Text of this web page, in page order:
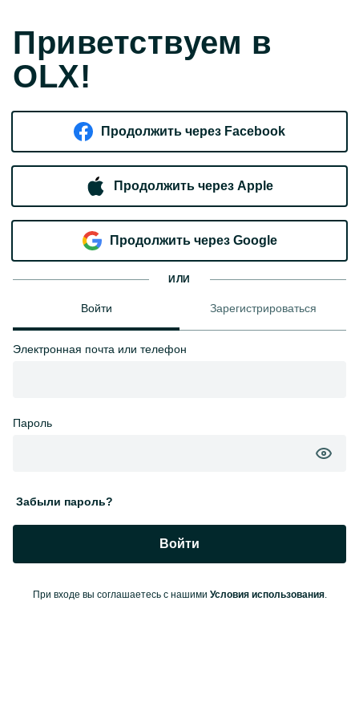
Приветствуем в
OLX!
Продолжить через Facebook
Продолжить через Apple
Продолжить через Google
ИЛИ
Войти Зарегистрироваться
Электронная почта или телефон
Пароль
Забыли пароль?
Войти
При входе вы соглашаетесь с нашими Условия использования.